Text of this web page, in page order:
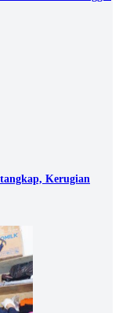
Kerugian